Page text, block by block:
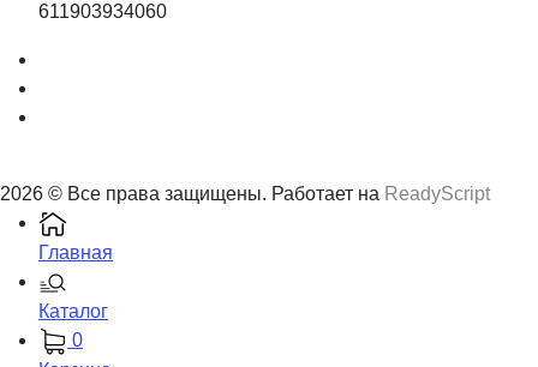
611903934060
2026 © Все права защищены. Работает на ReadyScript
Главная
Каталог
0